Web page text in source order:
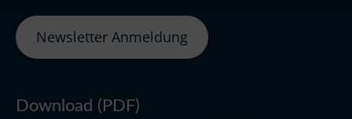
Newsletter Anmeldung
Download (PDF)